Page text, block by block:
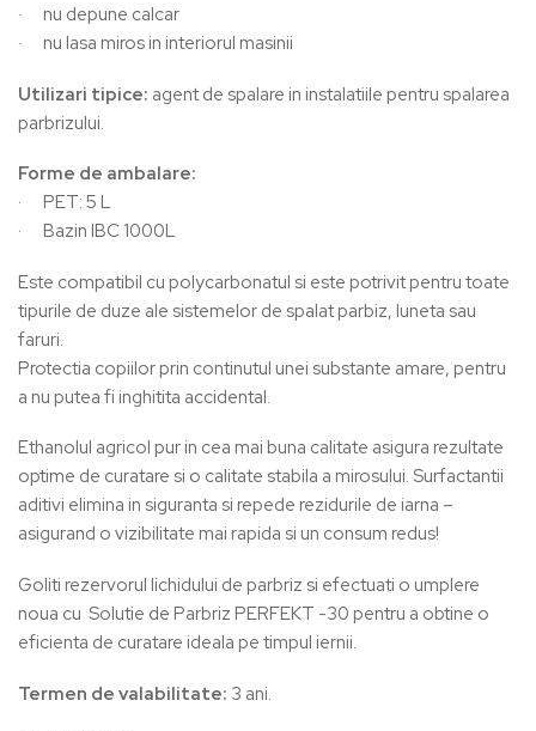
· nu depune calcar
· nu lasa miros in interiorul masinii
Utilizari tipice: agent de spalare in instalatiile pentru spalarea
parbrizului.
Forme de ambalare:
· PET: 5 L
· Bazin IBC 1000L
Este compatibil cu polycarbonatul si este potrivit pentru toate
tipurile de duze ale sistemelor de spalat parbiz, luneta sau
faruri.
Protectia copiilor prin continutul unei substante amare, pentru
a nu putea fi inghitita accidental.
Ethanolul agricol pur in cea mai buna calitate asigura rezultate
optime de curatare si o calitate stabila a mirosului. Surfactantii
aditivi elimina in siguranta si repede rezidurile de iarna –
asigurand o vizibilitate mai rapida si un consum redus!
Goliti rezervorul lichidului de parbriz si efectuati o umplere
noua cu Solutie de Parbriz PERFEKT -30 pentru a obtine o
eficienta de curatare ideala pe timpul iernii.
Termen de valabilitate: 3 ani.